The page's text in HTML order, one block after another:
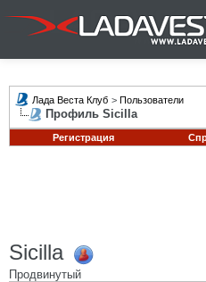
Лада Веста Клуб > Пользователи
Профиль Sicilla
Регистрация
Sicilla
Продвинутый